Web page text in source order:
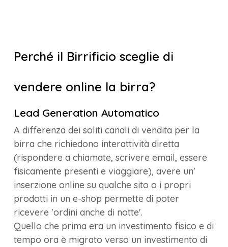
Perché il Birrificio sceglie di
vendere online la birra?
Lead Generation Automatico
A differenza dei soliti canali di vendita per la
birra che richiedono interattività diretta
(rispondere a chiamate, scrivere email, essere
fisicamente presenti e viaggiare), avere un'
inserzione online su qualche sito o i propri
prodotti in un e-shop permette di poter
ricevere 'ordini anche di notte'.
Quello che prima era un investimento fisico e di
tempo ora è migrato verso un investimento di